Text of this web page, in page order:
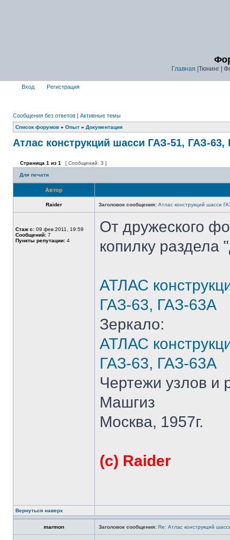
Главная |Тюнинг |
Вход Регистрация
Сообщения без ответов | Активные темы
Список форумов » Опыт » Документация
Атлас конструкций шасси ГАЗ-51, ГАЗ-63,
Страница 1 из 1 [ Сообщений: 3 ]
Для печати
Автор
Raider Заголовок сообщения: Атлас конструкций шасси
Стаж с: 09 фев 2011, 19:59
Сообщений: 7
Пункты репутации: 4
От дружеского
копилку
АТЛАС
ГАЗ-63, ГАЗ-63А
Зеркало:
АТЛАС
ГАЗ-63, ГАЗ-63А
Чертежи узлов и
Машгиз
Москва, 1957г.
(с) Raider
Вернуться наверх
marmon Заголовок сообщения: Re: Атлас конструкций